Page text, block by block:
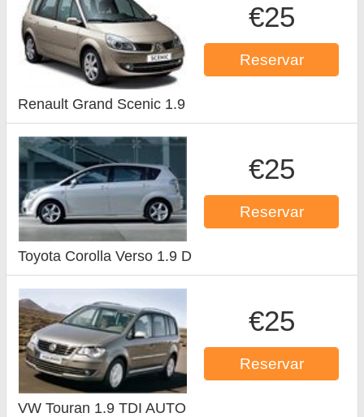
€25
Reservar
Renault Grand Scenic 1.9
€25
Reservar
Toyota Corolla Verso 1.9 D
€25
Reservar
VW Touran 1.9 TDI AUTO